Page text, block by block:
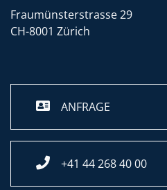
Fraumünsterstrasse 29
CH-8001 Zürich
ANFRAGE
+41 44 268 40 00